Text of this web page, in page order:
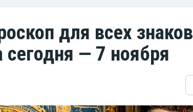
для всех знаков
сегодня — 7 ноября